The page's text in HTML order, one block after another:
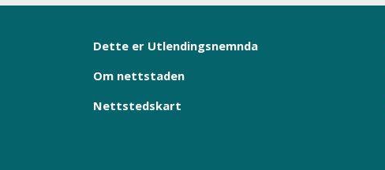
Dette er Utlendingsnemnda
Om nettstaden
Nettstedskart